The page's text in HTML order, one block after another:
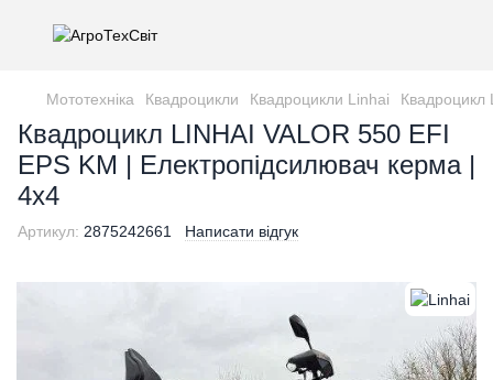
Мототехніка Квадроцикли Квадроцикли Linhai Квадроцикл
Квадроцикл LINHAI VALOR 550 EFI
EPS KM | Електропідсилювач керма |
4х4
Артикул: 2875242661 Написати відгук